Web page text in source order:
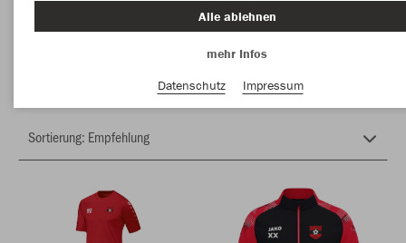
Alle ablehnen
mehr Infos
Datenschutz
Impressum